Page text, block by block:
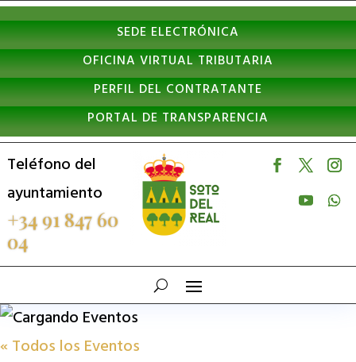
Nota:
este
sitio
web
incluye
un
sistema
de
accesibilidad.
SEDE ELECTRÓNICA
OFICINA VIRTUAL TRIBUTARIA
PERFIL DEL CONTRATANTE
PORTAL DE TRANSPARENCIA
Teléfono del
ayuntamiento
+34 91 847 60
04
« Todos los Eventos